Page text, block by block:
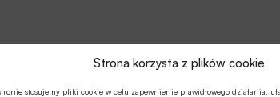
Strona korzysta z plików cookie
stosujemy pliki cookie w celu zapewnienie prawidłowego działania,